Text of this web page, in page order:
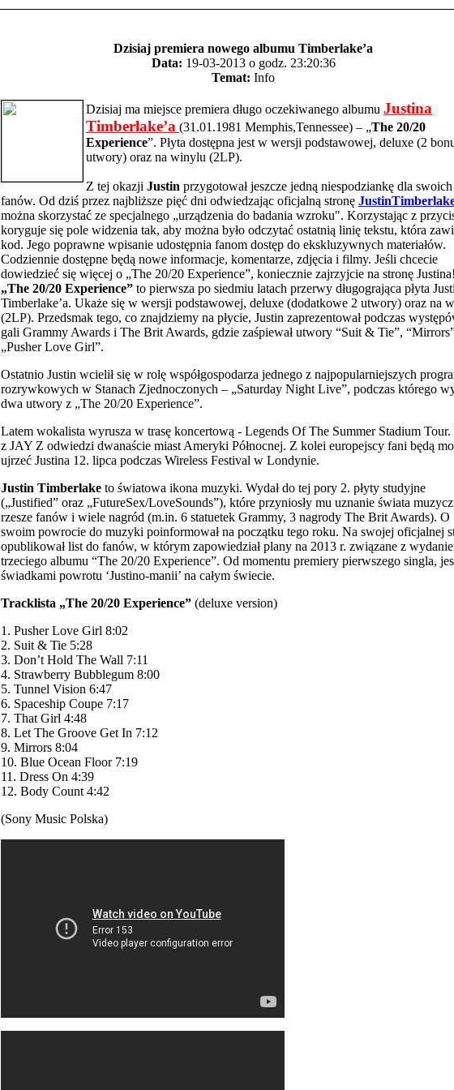
Dzisiaj premiera nowego albumu Timberlake’a
Data: 19-03-2013 o godz. 23:20:36
Temat: Info
Dzisiaj ma miejsce premiera długo oczekiwanego albumu Justina
Timberlake’a (31.01.1981 Memphis,Tennessee) – „The 20/20
Experience”. Płyta dostępna jest w wersji podstawowej, deluxe (2
utwory) oraz na winylu (2LP).
Z tej okazji Justin przygotował jeszcze jedną niespodziankę dla swoich
fanów. Od dziś przez najbliższe pięć dni odwiedzając oficjalną stronę
można skorzystać ze specjalnego „urządzenia do badania wzroku". Korzystając z
koryguje się pole widzenia tak, aby można było odczytać ostatnią linię tekstu, która
kod. Jego poprawne wpisanie udostępnia fanom dostęp do ekskluzywnych materiałów.
Codziennie dostępne będą nowe informacje, komentarze, zdjęcia i filmy. Jeśli chcecie
dowiedzieć się więcej o „The 20/20 Experience”, koniecznie zajrzyjcie na stronę Justina!
„The 20/20 Experience” to pierwsza po siedmiu latach przerwy długogrająca płyta
Timberlake’a. Ukaże się w wersji podstawowej, deluxe (dodatkowe 2 utwory) oraz na
(2LP). Przedsmak tego, co znajdziemy na płycie, Justin zaprezentował podczas
gali Grammy Awards i The Brit Awards, gdzie zaśpiewał utwory “Suit & Tie”,
„Pusher Love Girl”.
Ostatnio Justin wcielił się w rolę współgospodarza jednego z najpopularniejszych
rozrywkowych w Stanach Zjednoczonych – „Saturday Night Live”, podczas którego
dwa utwory z „The 20/20 Experience”.
Latem wokalista wyrusza w trasę koncertową - Legends Of The Summer Stadium Tour.
z JAY Z odwiedzi dwanaście miast Ameryki Północnej. Z kolei europejscy fani będą
ujrzeć Justina 12. lipca podczas Wireless Festival w Londynie.
Justin Timberlake to światowa ikona muzyki. Wydał do tej pory 2. płyty studyjne
(„Justified” oraz „FutureSex/LoveSounds”), które przyniosły mu uznanie świata
rzesze fanów i wiele nagród (m.in. 6 statuetek Grammy, 3 nagrody The Brit Awards). O
swoim powrocie do muzyki poinformował na początku tego roku. Na swojej oficjalnej
opublikował list do fanów, w którym zapowiedział plany na 2013 r. związane z
trzeciego albumu “The 20/20 Experience”. Od momentu premiery pierwszego singla,
świadkami powrotu ‘Justino-manii’ na całym świecie.
Tracklista „The 20/20 Experience” (deluxe version)
1. Pusher Love Girl 8:02
2. Suit & Tie 5:28
3. Don’t Hold The Wall 7:11
4. Strawberry Bubblegum 8:00
5. Tunnel Vision 6:47
6. Spaceship Coupe 7:17
7. That Girl 4:48
8. Let The Groove Get In 7:12
9. Mirrors 8:04
10. Blue Ocean Floor 7:19
11. Dress On 4:39
12. Body Count 4:42
(Sony Music Polska)